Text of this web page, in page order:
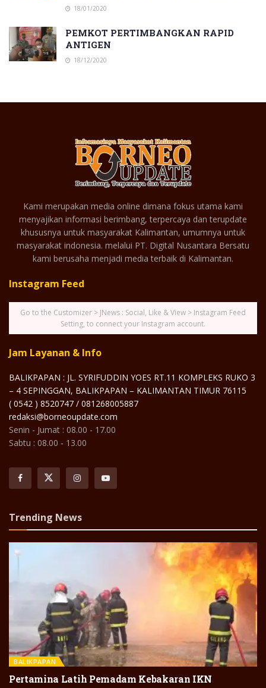
18/01/2020
PEMKOT PERTIMBANGKAN RAPID
ANTIGEN
18/12/2020
Kami merupakan media online dimana fokus utama kami
menyajikan informasi berimbang, terpercaya dan terupdate
khususnya untuk masyarakat Kalimantan, umumnya untuk
masyarakat indonesia. melalui PT. Digital Nusantara Bersatu
kami berusaha menjadi media terbaik di Kalimantan.
Instagram Feed
Go to the Customizer > JNews : Social, Like & View > Instagram Feed
Setting, to connect your Instagram account.
Jam Layanan & Info
BALIKPAPAN : JL. SYRIFUDDIN YOES RT.11 KOMPLEKS RUKO 3
– 4 SEPINGGAN, BALIKPAPAN – KALIMANTAN TIMUR 76115
( 0542 ) 8520747 / 081268005887
redaksi@borneoupdate.com
Senin - Jumat : 08.00 - 17.00
Sabtu : 08.00 - 13.00
Trending News
BALIKPAPAN
Pertamina Latih Pemadam Kebakaran IKN